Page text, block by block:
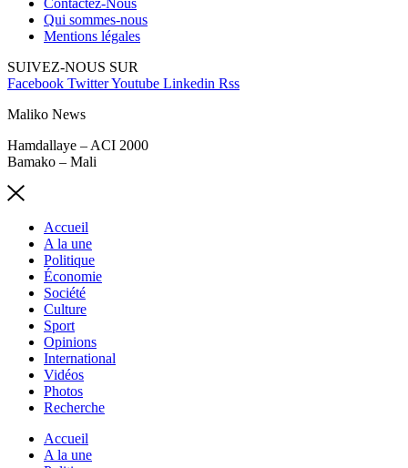
Contactez-Nous
Qui sommes-nous
Mentions légales
SUIVEZ-NOUS SUR
Facebook TwitterYoutube Linkedin Rss
Maliko News
Hamdallaye – ACI 2000
Bamako – Mali
Accueil
A la une
Politique
Économie
Société
Culture
Sport
Opinions
International
Vidéos
Photos
Recherche
Accueil
A la une